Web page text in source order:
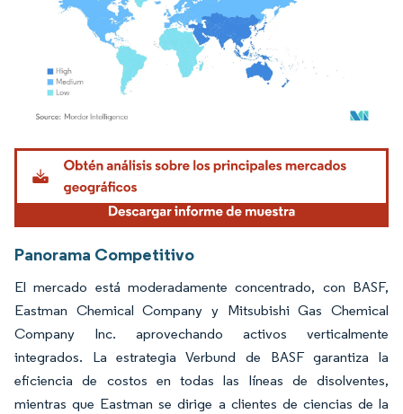
Imagen © Mordor Intelligence. El uso requiere atribución según CC BY 4.0.
Panorama Competitivo
El mercado está moderadamente concentrado, con BASF,
Eastman Chemical Company y Mitsubishi Gas Chemical
Company Inc. aprovechando activos verticalmente
integrados. La estrategia Verbund de BASF garantiza la
eficiencia de costos en todas las líneas de disolventes,
mientras que Eastman se dirige a clientes de ciencias de la